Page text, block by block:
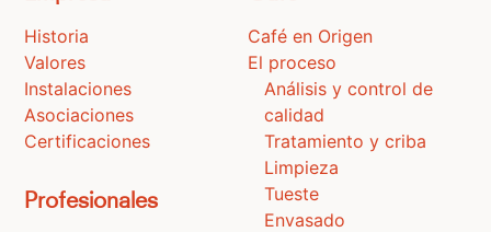
Historia
Valores
Instalaciones
Asociaciones
Certificaciones
Profesionales
Café en Origen
El proceso
Análisis y control de
calidad
Tratamiento y criba
Limpieza
Tueste
Envasado